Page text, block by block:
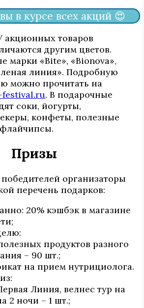
в курсе всех акций 😍
акционных товаров
другим цветов.
марки «Bite», «Bionova»,
линия». Подробную
можно прочитать на
. В подарочные
соки, йогурты,
конфеты, полезные
Призы
организаторы
перечень подарков:
20% кэшбэк в магазине
продуктов разного
– 90 шт.;
на прием нутрициолога.
Линия, велнес тур на
2 ночи – 1 шт.;